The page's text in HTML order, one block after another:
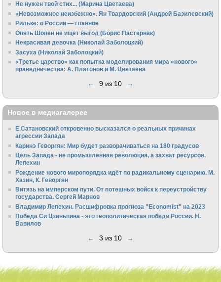
Не нужен твой стих... (Марина Цветаева)
«Невозможное неизбежно». Ян Твардовский (Андрей Базилевский)
Рильке: о России — главное
Опять Шопен не ищет выгод (Борис Пастернак)
Некрасивая девочка (Николай Заболоцкий)
Засуха (Николай Заболоцкий)
«Третье царство» как попытка моделирования мира «нового»
праведничества: А. Платонов и М. Цветаева
← 9 из 10 →
Новое в медиагалерее
Е.Сатановский откровенно высказался о реальных причинах
агрессии Запада
Каринэ Геворгян: Мир будет разворачиваться на 180 градусов
Цель Запада - не промышленная революция, а захват ресурсов.
Лепехин
Рождение нового миропорядка идёт по радикальному сценарию. М.
Хазин, К. Геворгян
Витязь на имперском пути. От потешных войск к переустройству
государства. Сергей Марнов
Владимир Лепехин. Расшифровка прогноза "Economist" на 2023
Победа Си Цзиньпина - это геополитическая победа России. Н.
Вавилов
← 3 из 10 →